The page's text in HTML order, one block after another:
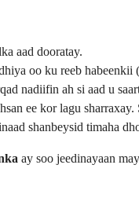
aad dooratay.
oo ku reeb habeenkii
nadiifin ah si aad u
ee kor lagu
shanbeysid timaha
ay soo jeedinayaan